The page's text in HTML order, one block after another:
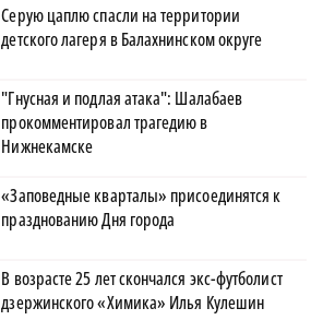
Серую цаплю спасли на территории
детского лагеря в Балахнинском округе
"Гнусная и подлая атака": Шалабаев
прокомментировал трагедию в
Нижнекамске
«Заповедные кварталы» присоединятся к
празднованию Дня города
В возрасте 25 лет скончался экс-футболист
дзержинского «Химика» Илья Кулешин